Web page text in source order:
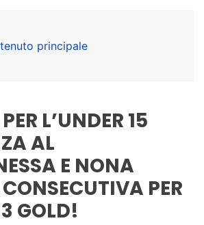
principale
L’UNDER 15
AL
E NONA
PER
GOLD!